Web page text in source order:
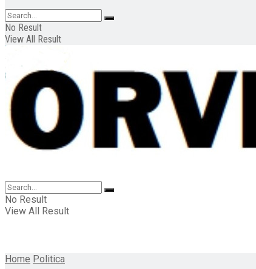
No Result
View All Result
No Result
View All Result
Home Politica